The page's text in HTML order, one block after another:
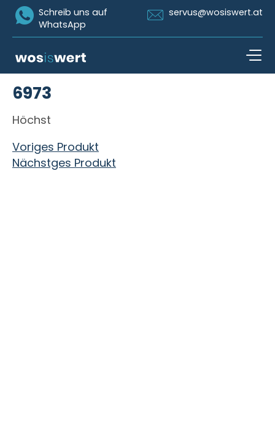
Icon Whatsapp
Schreib uns auf
WhatsApp
Icon Email
servus@wosiswert.at
6973
Höchst
Beitragsnavigation
Voriges Produkt
Nächstges Produkt